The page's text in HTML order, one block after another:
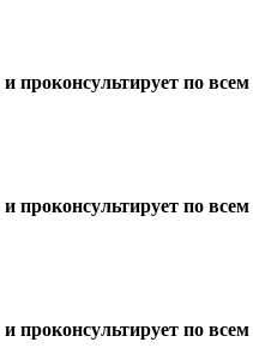
и проконсультирует по
и проконсультирует по
и проконсультирует по